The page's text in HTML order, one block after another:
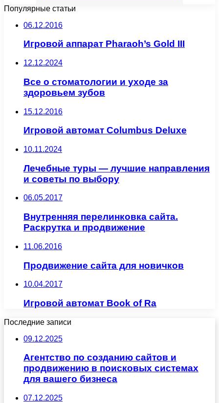
Популярные статьи
06.12.2016
Игровой аппарат Pharaoh’s Gold III
12.12.2024
Все о стоматологии и уходе за
здоровьем зубов
15.12.2016
Игровой автомат Columbus Deluxe
10.11.2024
Лечебные туры — лучшие направления
и советы по выбору
06.05.2017
Внутренняя перелинковка сайта.
Раскрутка и продвижение
11.06.2016
Продвижение сайта для новичков
10.04.2017
Игровой автомат Book of Ra
Последние записи
09.12.2025
Агентство по созданию сайтов и
продвижению в поисковых системах
для вашего бизнеса
07.12.2025